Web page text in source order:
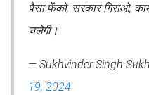
पैसा फेंको, सरकार गिराओ,
चलेगी।
— Sukhvinder Singh
19, 2024